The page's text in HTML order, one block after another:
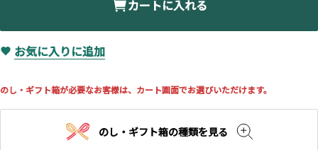
カートに入れる
お気に入りに追加
のし・ギフト箱が必要なお客様は、カート画面でお選びいただけます。
のし・ギフト箱の種類を見る